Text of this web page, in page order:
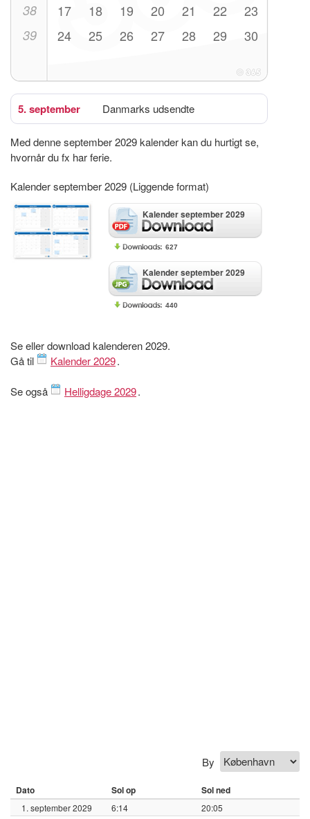
38 17 18 19 20 21 22 23
39 24 25 26 27 28 29 30
5. september Danmarks udsendte
Med denne september 2029 kalender kan du hurtigt se,
hvornår du fx har ferie.
Kalender september 2029 (Liggende format)
Kalender september 2029
627
Kalender september 2029
440
Se eller download kalenderen 2029.
Gå til
Kalender 2029.
Se også Helligdage 2029.
By
Dato Sol op Sol ned
1. september 2029 6:14
20:05